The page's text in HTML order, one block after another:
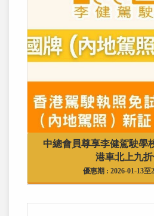
中總會員尊享李健駕駛學
港車北上九
優惠期 : 2026-01-13至